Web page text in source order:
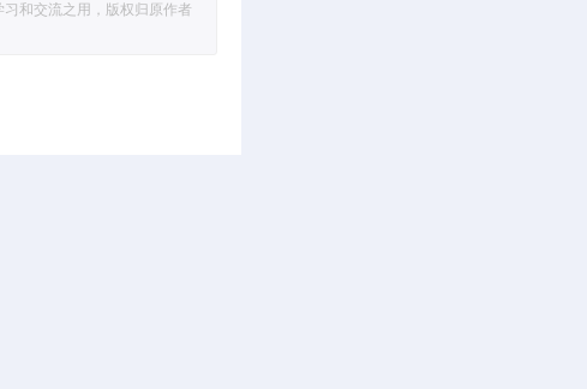
和交流之用，版权归原作者